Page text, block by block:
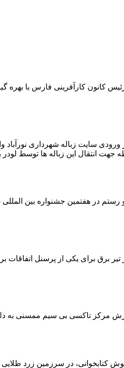
ورودی سایت زباله شهرداری
در هفتمین جشنواره بین
برق برای یکی از پرسنل